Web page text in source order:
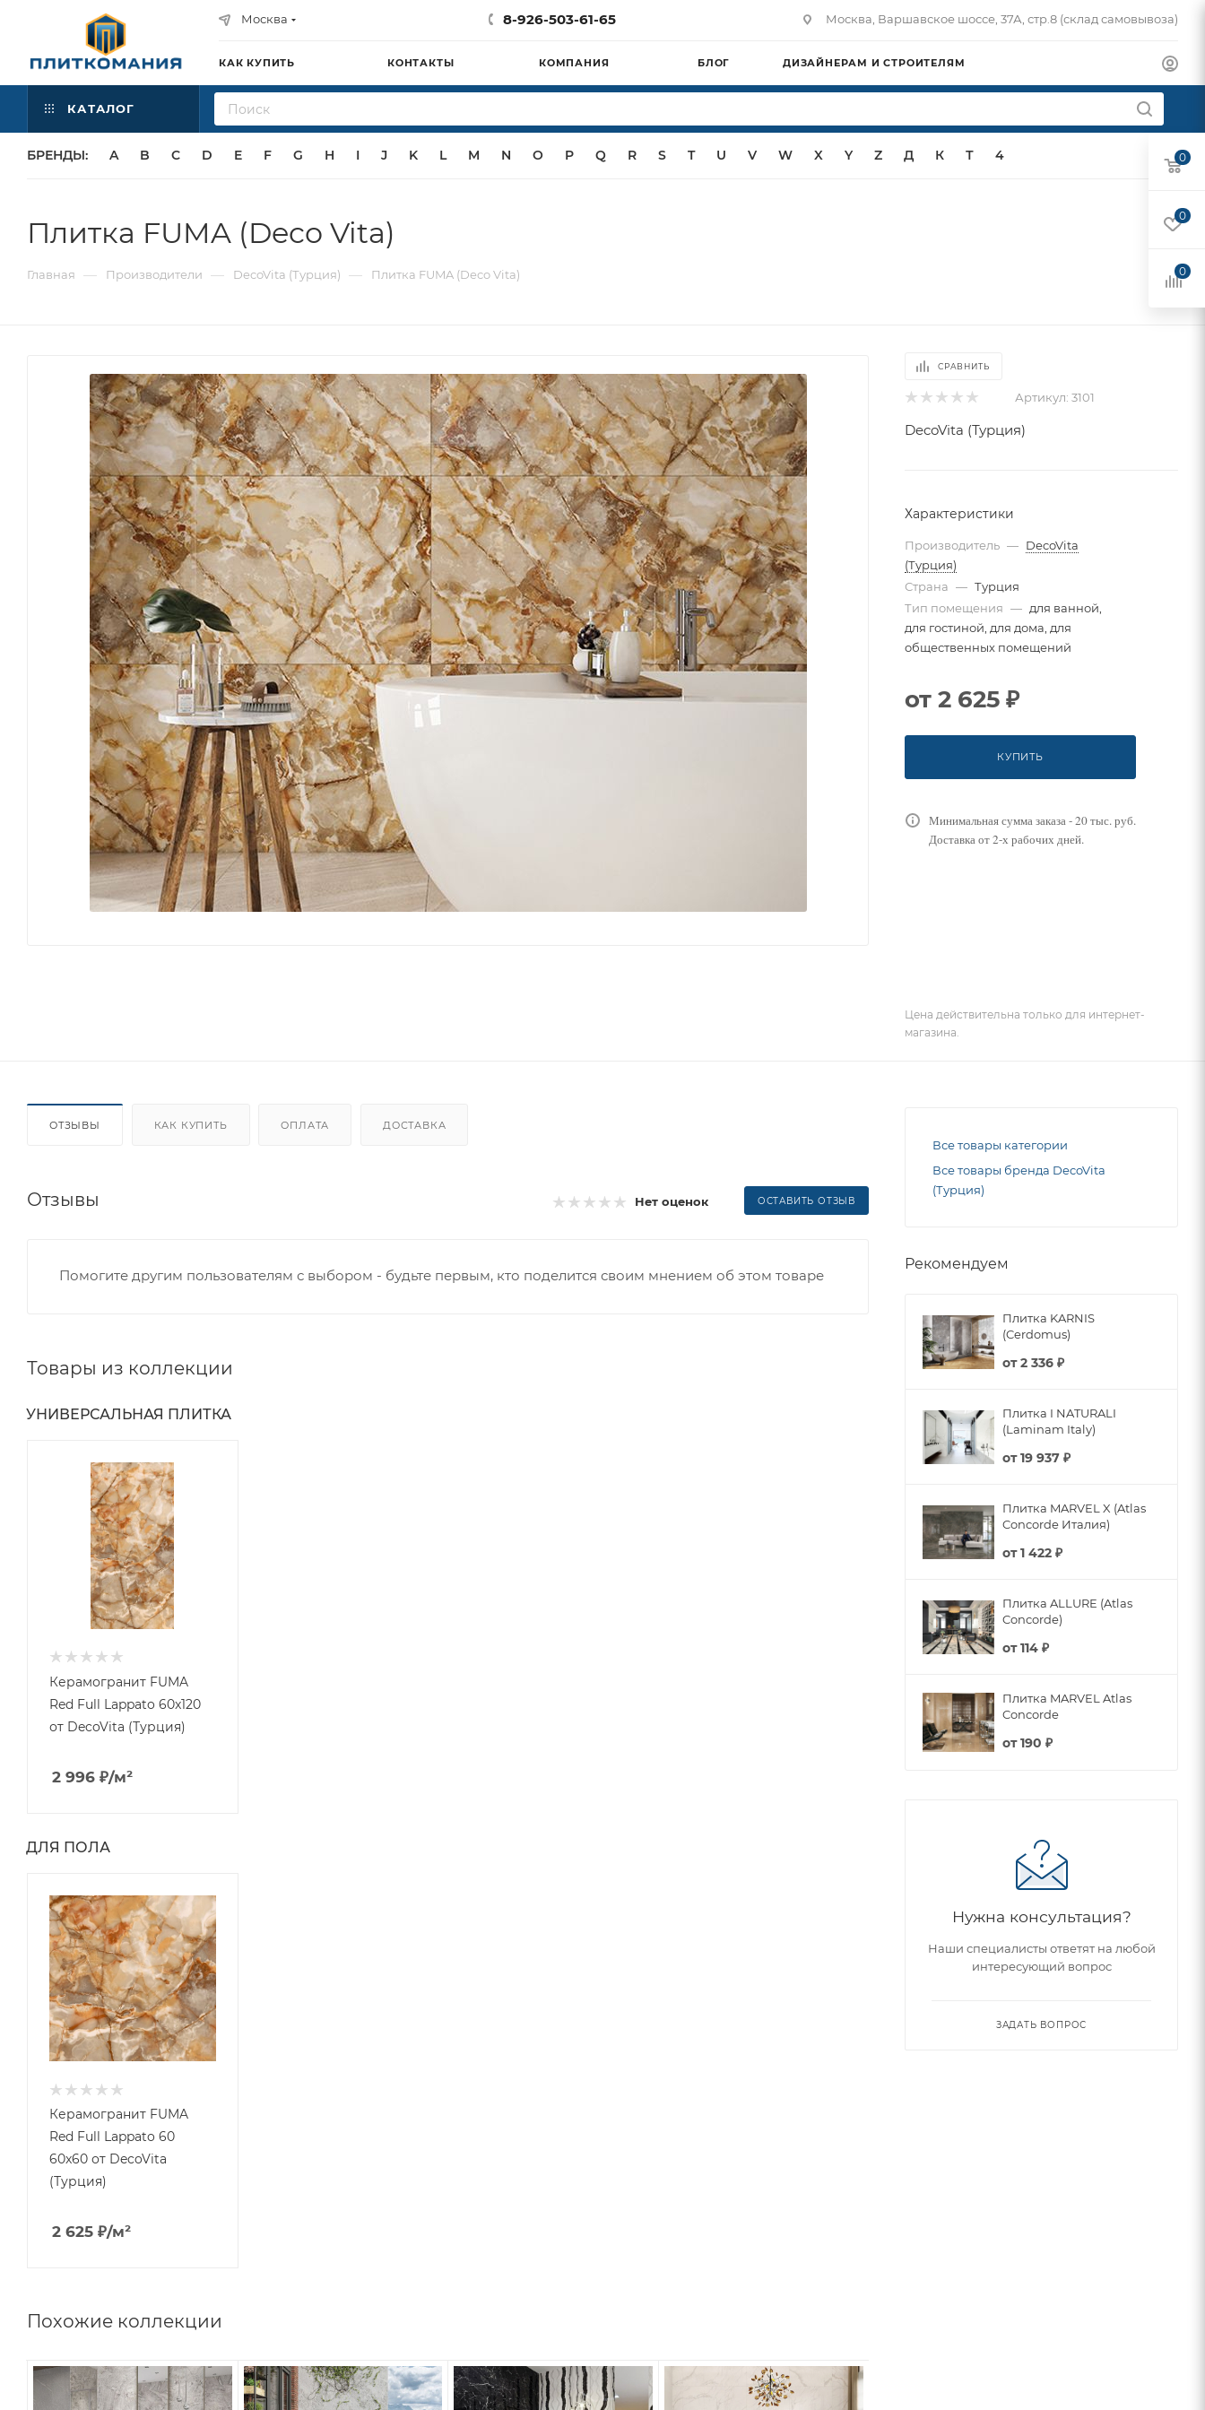
Москва 8-926-503-61-65 Москва, Варшавское шоссе, 37А, стр.8 (склад самовывоза)
КАК КУПИТЬ КОНТАКТЫ КОМПАНИЯ БЛОГ ДИЗАЙНЕРАМ И СТРОИТЕЛЯМ
КАТАЛОГ
БРЕНДЫ: A B C D E F G H I J K L M N O P Q R S T U V W X Y Z Д К Т 4
Плитка FUMA (Deco Vita)
Главная — Производители — DecoVita (Турция) — Плитка FUMA (Deco Vita)
СРАВНИТЬ
Артикул: 3101
DecoVita (Турция)
Характеристики
Производитель — DecoVita
(Турция)
Страна — Турция
Тип помещения — для ванной,
для гостиной, для дома, для
общественных помещений
от 2 625 ₽
КУПИТЬ
Минимальная сумма заказа - 20 тыс. руб.
Доставка от 2-х рабочих дней.
Цена действительна только для интернет-
магазина.
ОТЗЫВЫ КАК КУПИТЬ ОПЛАТА ДОСТАВКА
Отзывы Нет оценок ОСТАВИТЬ ОТЗЫВ
Помогите другим пользователям с выбором - будьте первым, кто поделится своим мнением об этом товаре
Товары из коллекции
УНИВЕРСАЛЬНАЯ ПЛИТКА
Керамогранит FUMA
Red Full Lappato 60x120
от DecoVita (Турция)
2 996 ₽/м²
ДЛЯ ПОЛА
Керамогранит FUMA
Red Full Lappato 60
60x60 от DecoVita
(Турция)
2 625 ₽/м²
Похожие коллекции
Все товары категории
Все товары бренда DecoVita
(Турция)
Рекомендуем
Плитка KARNIS
(Cerdomus)
от2 336 ₽
Плитка I NATURALI
(Laminam Italy)
от19 937 ₽
Плитка MARVEL X (Atlas
Concorde Италия)
от1 422 ₽
Плитка ALLURE (Atlas
Concorde)
от114 ₽
Плитка MARVEL Atlas
Concorde
от190 ₽
Нужна консультация?
Наши специалисты ответят на любой
интересующий вопрос
ЗАДАТЬ ВОПРОС
0
0
0